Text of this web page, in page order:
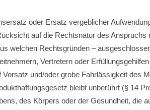
oder Ersatz vergeblicher
auf die Rechtsnatur des Anspruchs
welchen Rechtsgründen –
Vertretern oder
und/oder grobe Fahrlässigkeit des
bleibt unberührt (§ 14
des Körpers oder der Gesundheit, die